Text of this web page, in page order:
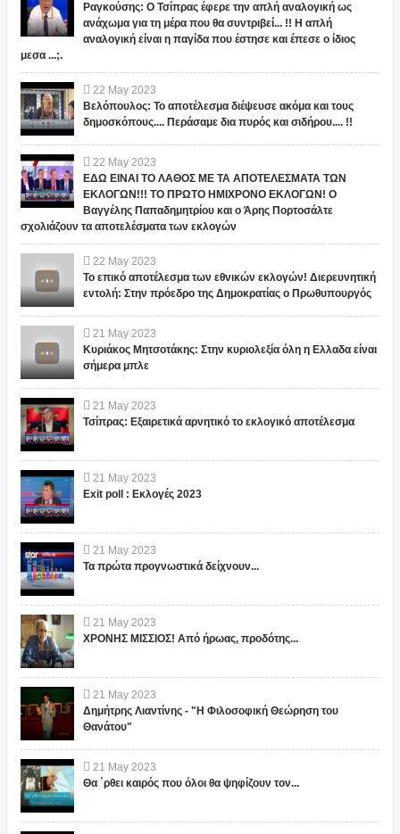
Ραγκούσης: Ο Τσίπρας έφερε την απλή αναλογική ως
ανάχωμα για τη μέρα που θα συντριβεί... !! Η απλή
αναλογική είναι η παγίδα που έστησε και έπεσε ο ίδιος
μεσα ...;.
22 May 2023
Βελόπουλος: Το αποτέλεσμα διέψευσε ακόμα και τους
δημοσκόπους.... Περάσαμε δια πυρός και σιδήρου.... !!
22 May 2023
ΕΔΩ ΕΙΝΑΙ ΤΟ ΛΑΘΟΣ ΜΕ ΤΑ ΑΠΟΤΕΛΕΣΜΑΤΑ ΤΩΝ
ΕΚΛΟΓΩΝ!!! ΤΟ ΠΡΩΤΟ ΗΜΙΧΡΟΝΟ ΕΚΛΟΓΩΝ! Ο
Βαγγέλης Παπαδημητρίου και ο Άρης Πορτοσάλτε
σχολιάζουν τα αποτελέσματα των εκλογών
22 May 2023
Το επικό αποτέλεσμα των εθνικών εκλογών! Διερευνητική
εντολή: Στην πρόεδρο της Δημοκρατίας ο Πρωθυπουργός
21 May 2023
Κυριάκος Μητσοτάκης: Στην κυριολεξία όλη η Ελλαδα είναι
σήμερα μπλε
21 May 2023
Τσίπρας: Εξαιρετικά αρνητικό το εκλογικό αποτέλεσμα
21 May 2023
Exit poll : Εκλογές 2023
21 May 2023
Τα πρώτα προγνωστικά δείχνουν...
21 May 2023
ΧΡΟΝΗΣ ΜΙΣΣΙΟΣ! Από ήρωας, προδότης...
21 May 2023
Δημήτρης Λιαντίνης - "Η Φιλοσοφική Θεώρηση του
Θανάτου"
21 May 2023
Θα ΄ρθει καιρός που όλοι θα ψηφίζουν τον...